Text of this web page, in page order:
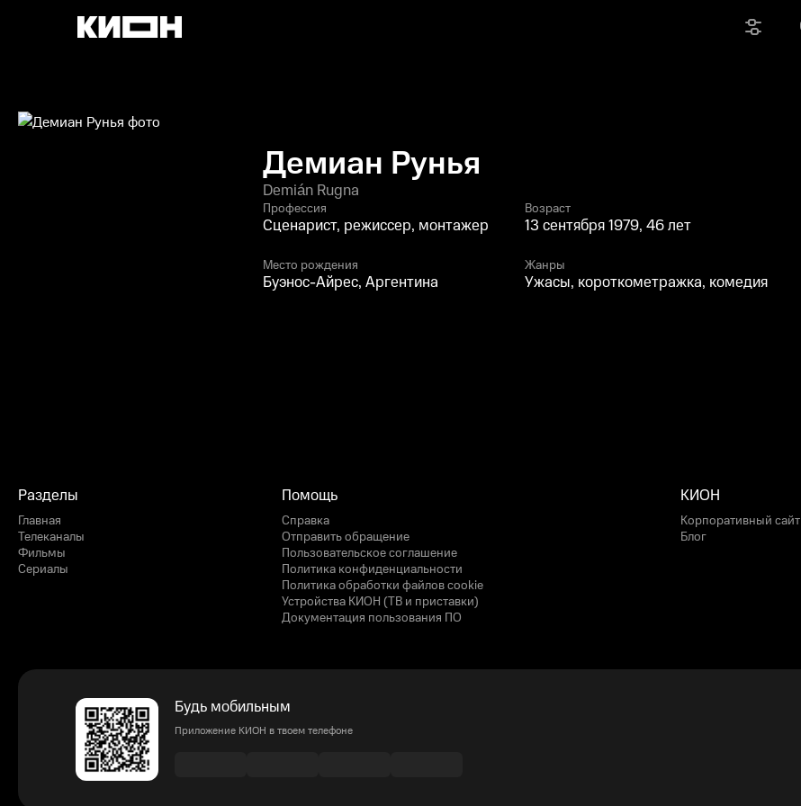
Демиан Рунья
Demián Rugna
Профессия
Сценарист, режиссер, монтажер
Возраст
13 сентября 1979, 46 лет
Место рождения
Буэнос-Айрес, Аргентина
Жанры
Ужасы, короткометражка, комедия
Разделы
Главная
Телеканалы
Фильмы
Сериалы
Помощь
Справка
Отправить обращение
Пользовательское соглашение
Политика конфиденциальности
Политика обработки файлов cookie
Устройства КИОН (ТВ и приставки)
Документация пользования ПО
КИОН
Корпоративный сайт
Блог
Будь мобильным
Приложение КИОН в твоем телефоне